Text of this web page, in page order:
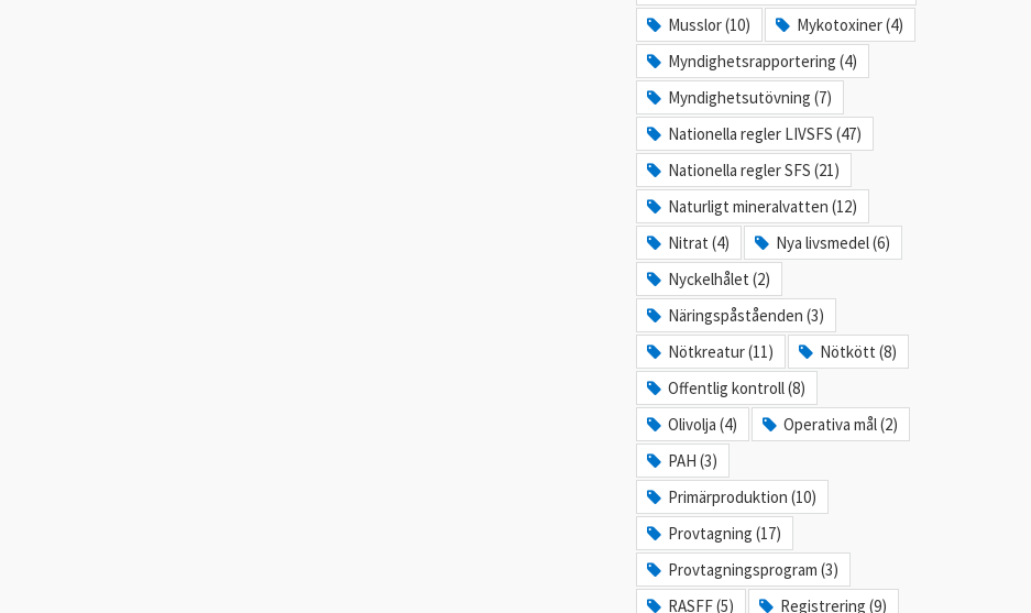
Musslor (10)
Mykotoxiner (4)
Myndighetsrapportering (4)
Myndighetsutövning (7)
Nationella regler LIVSFS (47)
Nationella regler SFS (21)
Naturligt mineralvatten (12)
Nitrat (4)
Nya livsmedel (6)
Nyckelhålet (2)
Näringspåståenden (3)
Nötkreatur (11)
Nötkött (8)
Offentlig kontroll (8)
Olivolja (4)
Operativa mål (2)
PAH (3)
Primärproduktion (10)
Provtagning (17)
Provtagningsprogram (3)
RASFF (5)
Registrering (9)